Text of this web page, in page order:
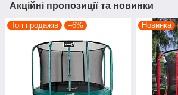
Акційні пропозиції та новинки
Топ продажів –6% Новинка